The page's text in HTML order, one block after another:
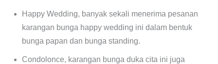
Happy Wedding, banyak sekali menerima pesanan
karangan bunga happy wedding ini dalam bentuk
bunga papan dan bunga standing.
Condolonce, karangan bunga duka cita ini juga